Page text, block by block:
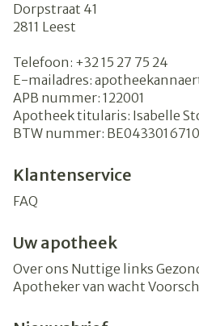
Dorpstraat 41
2811 Leest
Telefoon: +32 15 27 75 24
E-mailadres:
APB nummer: 122001
Apotheek titularis: Isabelle
BTW nummer: BE0433016710
Klantenservice
FAQ
Uw apotheek
Over ons Nuttige links
Apotheker van wacht